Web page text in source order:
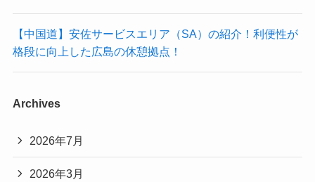
【中国道】安佐サービスエリア（SA）の紹介！利便性が
格段に向上した広島の休憩拠点！
Archives
2026年7月
2026年3月